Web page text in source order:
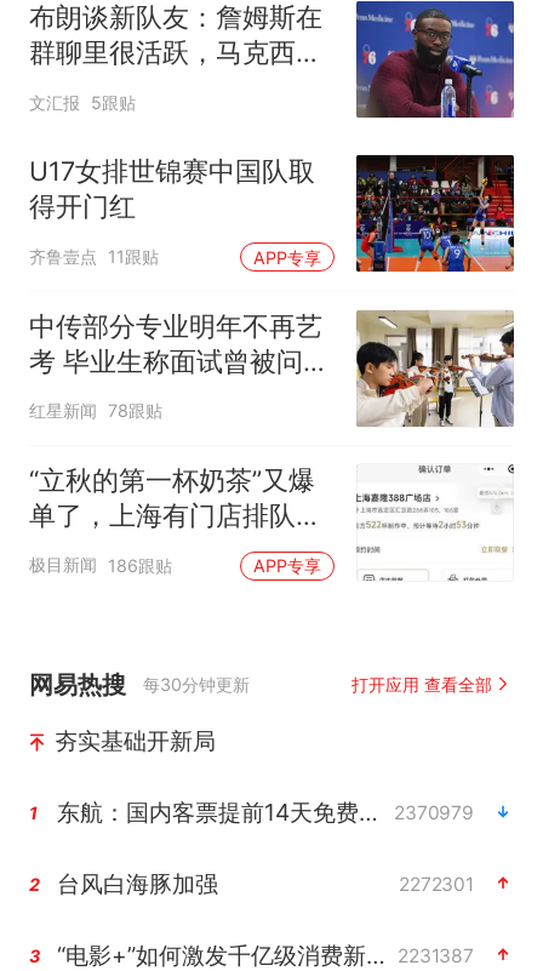
布朗谈新队友：詹姆斯在
群聊里很活跃，马克西最
早联系我
文汇报 5跟贴
U17女排世锦赛中国队取
得开门红
齐鲁壹点 11跟贴 APP专享
中传部分专业明年不再艺
考 毕业生称面试曾被问
“如何策划晚会” 专家：遏
红星新闻 78跟贴
“立秋的第一杯奶茶”又爆
单了，上海有门店排队超
500杯，店员：今天奶茶
店都很忙，要等2个多小
极目新闻 186跟贴 APP专享
网易热搜 每30分钟更新 打开应用 查看全部
夯实基础开新局
1 东航：国内客票提前14天免费退改 2370979
2 台风白海豚加强 2272301
3 “电影+”如何激发千亿级消费新活力？ 2231387